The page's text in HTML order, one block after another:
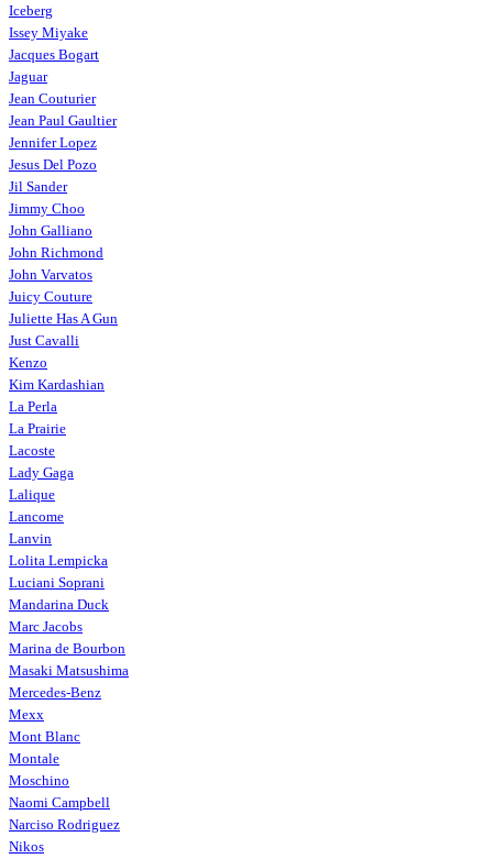
Iceberg
Issey Miyake
Jacques Bogart
Jaguar
Jean Couturier
Jean Paul Gaultier
Jennifer Lopez
Jesus Del Pozo
Jil Sander
Jimmy Choo
John Galliano
John Richmond
John Varvatos
Juicy Couture
Juliette Has A Gun
Just Cavalli
Kenzo
Kim Kardashian
La Perla
La Prairie
Lacoste
Lady Gaga
Lalique
Lancome
Lanvin
Lolita Lempicka
Luciani Soprani
Mandarina Duck
Marc Jacobs
Marina de Bourbon
Masaki Matsushima
Mercedes-Benz
Mexx
Mont Blanc
Montale
Moschino
Naomi Campbell
Narciso Rodriguez
Nikos